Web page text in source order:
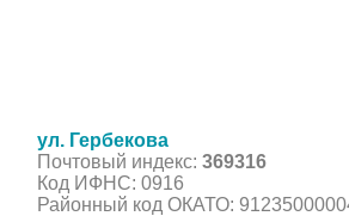
ул. Гербекова
Почтовый индекс: 369316
Код ИФНС: 0916
Районный код ОКАТО: